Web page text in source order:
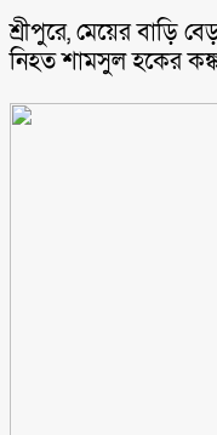
শ্রীপুরে, মেয়ের বাড়ি
নিহত শামসুল হকের